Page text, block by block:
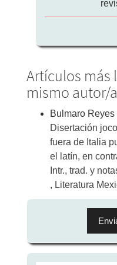
Artículos más
mismo autor/a
Bulmaro Reyes
Disertación
fuera de Italia
el latín, en
Intr., trad. y
, Literatura
Enviar